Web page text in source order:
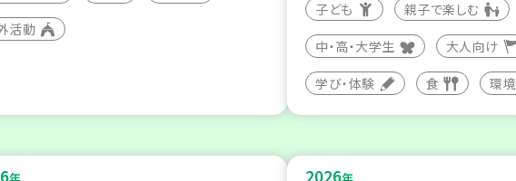
活動
子ども 親子で楽しむ
中・高・大学生 大人向け
学び・体験 食 環境
年 2026年